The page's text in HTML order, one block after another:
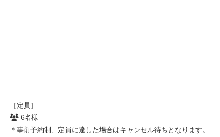
［定員］
6名様
＊事前予約制、定員に達した場合はキャンセル待ちとなります。